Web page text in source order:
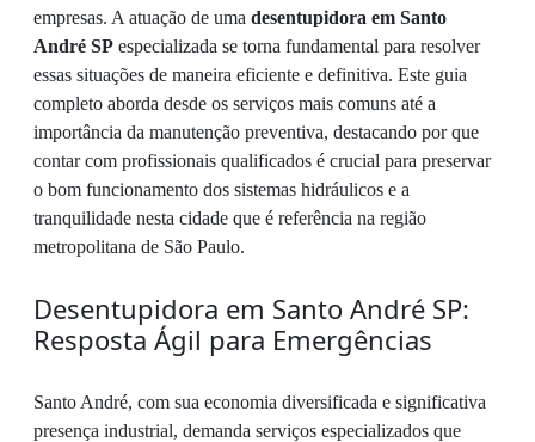
empresas. A atuação de uma desentupidora em Santo
André SP especializada se torna fundamental para resolver
essas situações de maneira eficiente e definitiva. Este guia
completo aborda desde os serviços mais comuns até a
importância da manutenção preventiva, destacando por que
contar com profissionais qualificados é crucial para preservar
o bom funcionamento dos sistemas hidráulicos e a
tranquilidade nesta cidade que é referência na região
metropolitana de São Paulo.
Desentupidora em Santo André SP:
Resposta Ágil para Emergências
Santo André, com sua economia diversificada e significativa
presença industrial, demanda serviços especializados que